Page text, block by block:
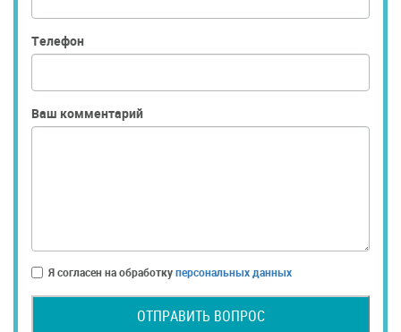
Телефон
Ваш комментарий
Я согласен на обработкуперсональных данных
ОТПРАВИТЬ ВОПРОС